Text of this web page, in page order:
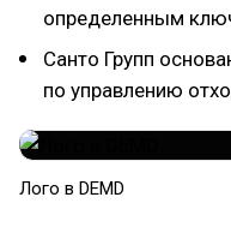
определенным
Санто Групп
по управлению
Лого в DEMD